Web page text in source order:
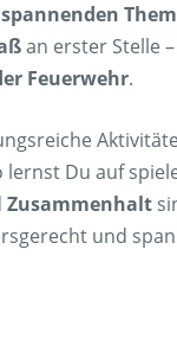
spannenden
an erster Stelle
Feuerwehr.
lernst Du auf
Zusammenhalt
und